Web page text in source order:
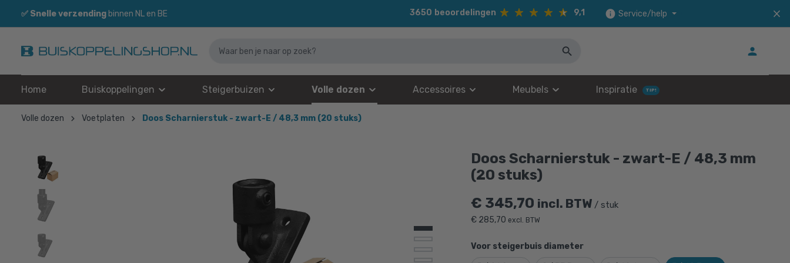
✅ Snelle verzending binnen NL en BE 3650 beoordelingen 9,1 Service/help
Home Buiskoppelingen Steigerbuizen Volle dozen Accessoires Meubels Inspiratie TIP!
Volle dozen Voetplaten Doos Scharnierstuk - zwart-E / 48,3 mm (20 stuks)
Doos Scharnierstuk - zwart-E / 48,3 mm
(20 stuks)
€ 345,70 incl. BTW / stuk
€ 285,70 excl. BTW
Voor steigerbuis diameter